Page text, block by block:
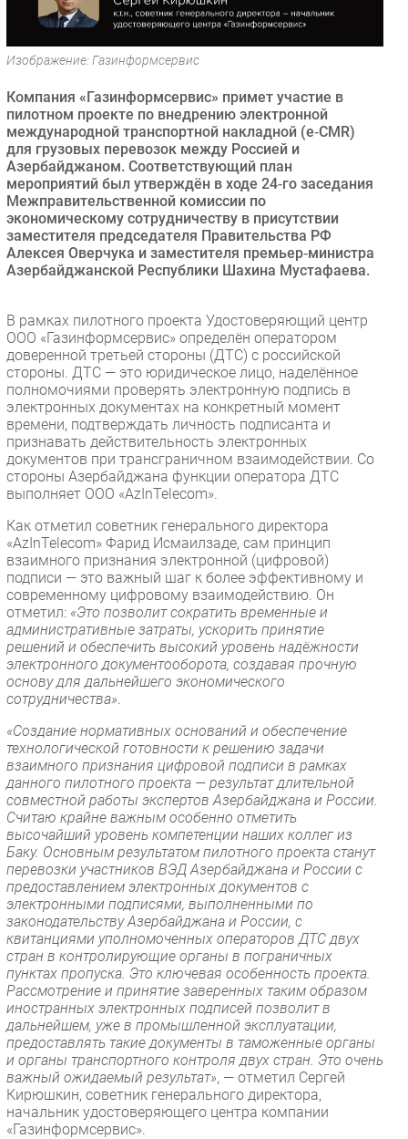
Безопасность
Инновации
Гаджеты
Здоровье
РАЗДЕЛЫ
Новости
Аналитика
Интервью
Проекты
IT класс
Тестовый стенд
Каталог компаний
Изображение: Газинформсервис
Компания «Газинформсервис» примет участие в
пилотном проекте по внедрению электронной
международной транспортной накладной (e‑CMR)
для грузовых перевозок между Россией и
Азербайджаном. Соответствующий план
мероприятий был утверждён в ходе 24‑го заседания
Межправительственной комиссии по
экономическому сотрудничеству в присутствии
заместителя председателя Правительства РФ
Алексея Оверчука и заместителя премьер‑министра
Азербайджанской Республики Шахина Мустафаева.
В рамках пилотного проекта Удостоверяющий центр
ООО «Газинформсервис» определён оператором
доверенной третьей стороны (ДТС) с российской
стороны. ДТС — это юридическое лицо, наделённое
полномочиями проверять электронную подпись в
электронных документах на конкретный момент
времени, подтверждать личность подписанта и
признавать действительность электронных
документов при трансграничном взаимодействии. Со
стороны Азербайджана функции оператора ДТС
выполняет ООО «AzInTelecom».
Как отметил советник генерального директора
«AzInTelecom» Фарид Исмаилзаде, сам принцип
взаимного признания электронной (цифровой)
подписи — это важный шаг к более эффективному и
современному цифровому взаимодействию. Он
отметил: «Это позволит сократить временные и
административные затраты, ускорить принятие
решений и обеспечить высокий уровень надёжности
электронного документооборота, создавая прочную
основу для дальнейшего экономического
сотрудничества»
«Создание нормативных оснований и обеспечение
технологической готовности к решению задачи
взаимного признания цифровой подписи в рамках
данного пилотного проекта — результат длительной
совместной работы экспертов Азербайджана и России.
Считаю крайне важным особенно отметить
высочайший уровень компетенции наших коллег из
Баку. Основным результатом пилотного проекта станут
перевозки участников ВЭД Азербайджана и России с
предоставлением электронных документов с
электронными подписями, выполненными по
законодательству Азербайджана и России, с
квитанциями уполномоченных операторов ДТС двух
стран в контролирующие органы в пограничных
пунктах пропуска. Это ключевая особенность проекта.
Рассмотрение и принятие заверенных таким образом
иностранных электронных подписей позволит в
дальнейшем, уже в промышленной эксплуатации,
предоставлять такие документы в таможенные органы
и органы транспортного контроля двух стран. Это очень
важный ожидаемый результат», — отметил Сергей
Кирюшкин, советник генерального директора,
начальник удостоверяющего центра компании
«Газинформсервис».